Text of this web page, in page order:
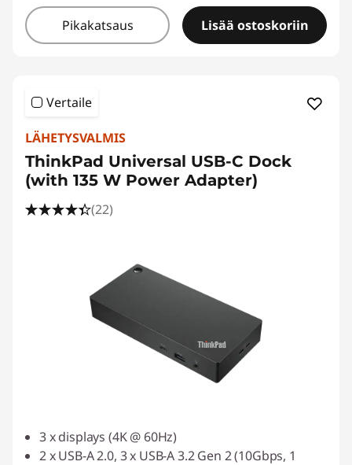
Pikakatsaus Lisää ostoskoriin
Vertaile
LÄHETYSVALMIS
ThinkPad Universal USB-C Dock
(with 135 W Power Adapter)
(22)
3 x displays (4K @ 60Hz)
2 x USB-A 2.0, 3 x USB-A 3.2 Gen 2 (10Gbps, 1